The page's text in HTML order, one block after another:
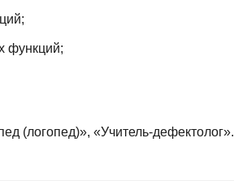
функций;
(логопед)», «Учитель-дефектолог».